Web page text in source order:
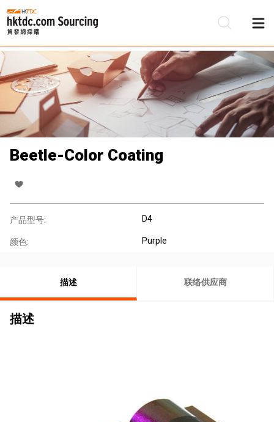
Beetle-Color Coating
产品型号: D4
颜色: Purple
描述 联络供应商
描述